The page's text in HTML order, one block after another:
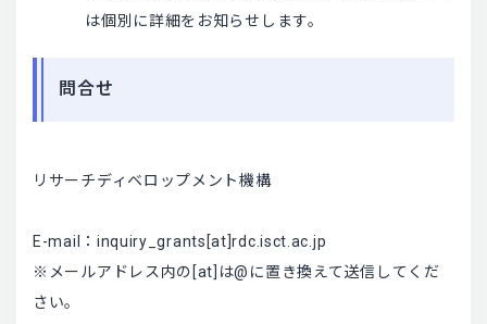
は個別に詳細をお知らせします。
問合せ
リサーチディベロップメント機構
E-mail：inquiry_grants[at]rdc.isct.ac.jp
※メールアドレス内の[at]は@に置き換えて送信してくだ
さい。